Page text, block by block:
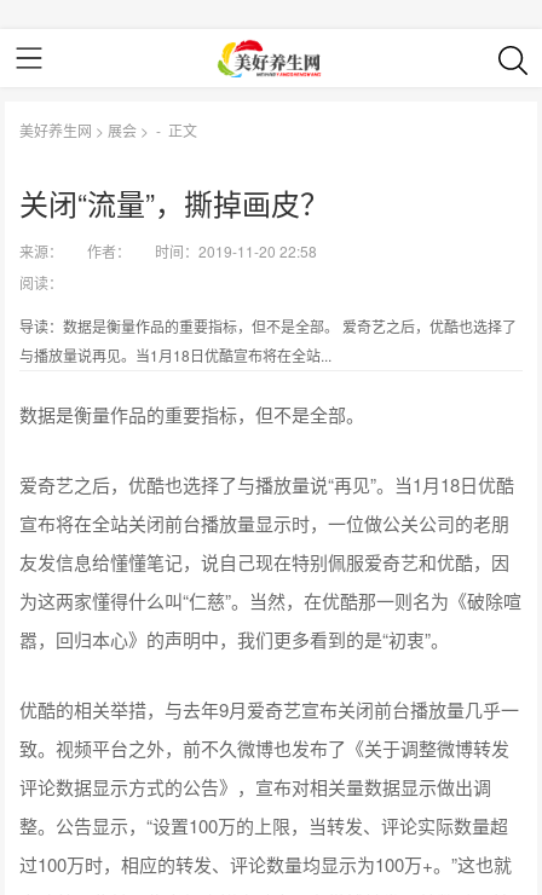
美好养生网 > 展会 > - 正文
关闭“流量”，撕掉画皮？
来源： 作者：
时间：2019-11-20 22:58
阅读：
导读：数据是衡量作品的重要指标，但不是全部。 爱奇艺之后，优酷也选择了
与播放量说再见。当1月18日优酷宣布将在全站...
数据是衡量作品的重要指标，但不是全部。
爱奇艺之后，优酷也选择了与播放量说“再见”。当1月18日优酷
宣布将在全站关闭前台播放量显示时，一位做公关公司的老朋
友发信息给懂懂笔记，说自己现在特别佩服爱奇艺和优酷，因
为这两家懂得什么叫“仁慈”。当然，在优酷那一则名为《破除喧
嚣，回归本心》的声明中，我们更多看到的是“初衷”。
优酷的相关举措，与去年9月爱奇艺宣布关闭前台播放量几乎一
致。视频平台之外，前不久微博也发布了《关于调整微博转发
评论数据显示方式的公告》，宣布对相关量数据显示做出调
整。公告显示，“设置100万的上限，当转发、评论实际数量超
过100万时，相应的转发、评论数量均显示为100万+。”这也就